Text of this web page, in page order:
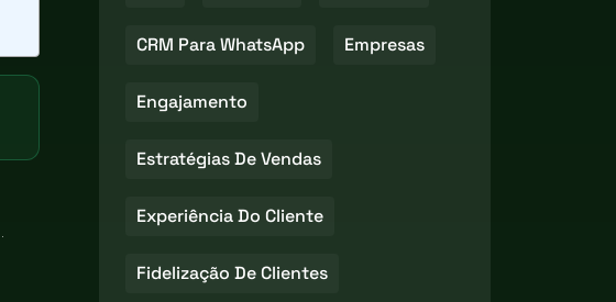
CRM Para WhatsApp Empresas
Engajamento
Estratégias De Vendas
Experiência Do Cliente
Fidelização De Clientes